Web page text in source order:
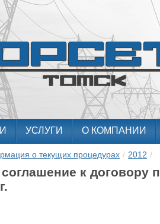
УСЛУГИ О КОМПАНИИ
о текущих процедурах / 2012 /
к договору